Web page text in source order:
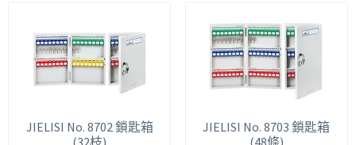
JIELISI No. 8702 鎖匙箱
JIELISI No. 8703 鎖匙箱